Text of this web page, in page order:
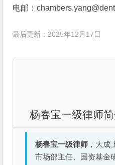
电邮：
最后更新：2025年12月17日
杨春宝一级律师
杨春宝一级律师 ，大成
市场部主任、国资基金